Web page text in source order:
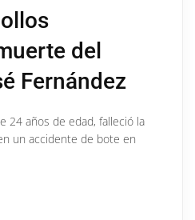
del
Fernández
24 años de edad, falleció la
un accidente de bote en